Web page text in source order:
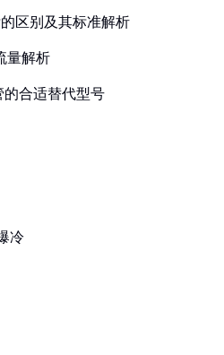
区别及其标准解析
量解析
的合适替代型号
冷